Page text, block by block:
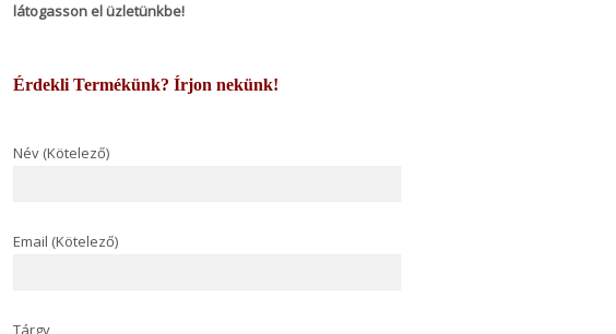
látogasson el üzletünkbe!
Érdekli Termékünk? Írjon nekünk!
Név (Kötelező)
Email (Kötelező)
Tárgy